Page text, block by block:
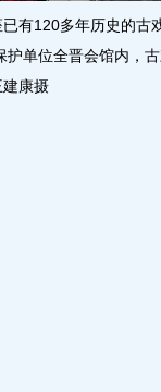
120多年历史的古
单位全晋会馆内，
建康摄